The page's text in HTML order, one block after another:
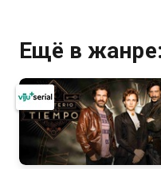
Ещё в жанре: